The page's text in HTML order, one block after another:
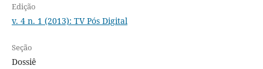
Edição
v. 4 n. 1 (2013): TV Pós Digital
Seção
Dossiê